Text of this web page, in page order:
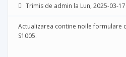
Trimis de admin la Lun, 2025-03-
Actualizarea contine noile formulare
S1005.